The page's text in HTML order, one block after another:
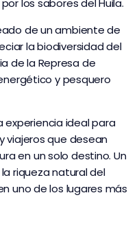
de un ambiente de
la biodiversidad del
de la Represa de
y pesquero
experiencia ideal para
viajeros que desean
en un solo destino. Un
riqueza natural del
uno de los lugares más